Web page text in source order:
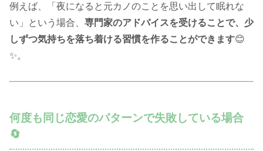
例えば、「夜になると元カノのことを思い出して眠れな
い」という場合、 専門家のアドバイスを受けることで、少
しずつ気持ちを落ち着ける習慣を作ることができます😊
✨。
何度も同じ恋愛のパターンで失敗している場合
🔄